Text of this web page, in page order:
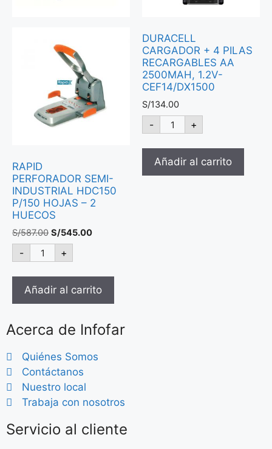
RAPID
PERFORADOR SEMI-
INDUSTRIAL HDC150
P/150 HOJAS – 2
HUECOS
S/587.00 S/545.00
- +
Añadir al carrito
DURACELL
CARGADOR + 4 PILAS
RECARGABLES AA
2500MAH, 1.2V-
CEF14/DX1500
S/134.00
- +
Añadir al carrito
Acerca de Infofar
Quiénes Somos
Contáctanos
Nuestro local
Trabaja con nosotros
Servicio al cliente